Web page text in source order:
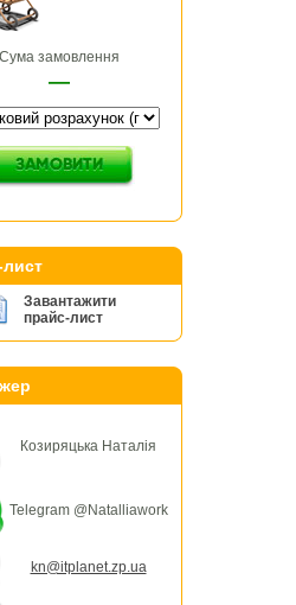
Сума замовлення
—
Завантажити
прайс-лист
Козиряцька Наталія
Telegram @Natalliawork
kn@itplanet.zp.ua